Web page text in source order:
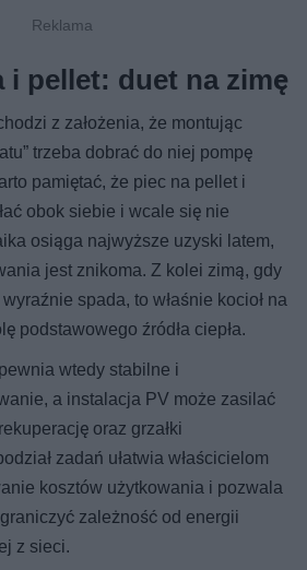
i pellet: duet na zimę
z założenia, że montując
trzeba dobrać do niej pompę
pamiętać, że piec na pellet i
obok siebie i wcale się nie
osiąga najwyższe uzyski latem,
jest znikoma. Z kolei zimą, gdy
spada, to właśnie kocioł na
podstawowego źródła ciepła.
wtedy stabilne i
a instalacja PV może zasilać
oraz grzałki
zadań ułatwia właścicielom
kosztów użytkowania i pozwala
zależność od energii
z sieci.